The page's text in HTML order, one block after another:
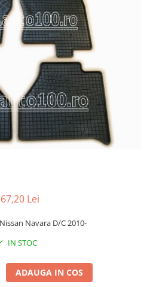
Lei
Navara D/C 2010-
IN STOC
ADAUGA IN COS